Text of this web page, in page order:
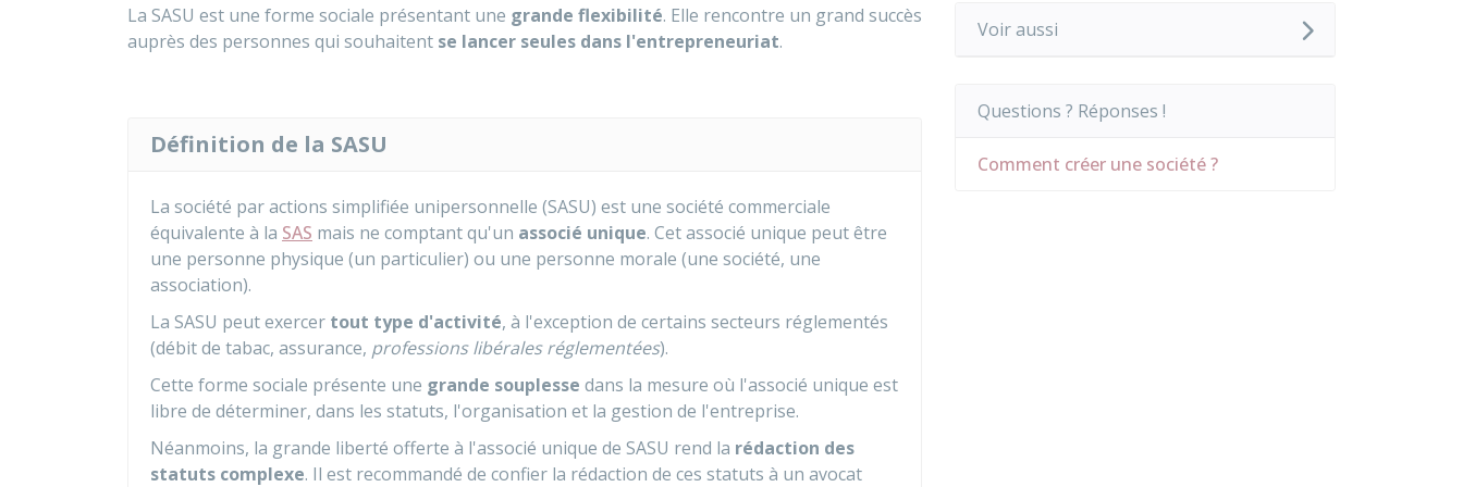
La SASU est une forme sociale présentant une grande flexibilité. Elle rencontre un grand succès
auprès des personnes qui souhaitent se lancer seules dans l'entrepreneuriat.
Définition de la SASU
La société par actions simplifiée unipersonnelle (SASU) est une société commerciale
équivalente à la SAS mais ne comptant qu'un associé unique. Cet associé unique peut être
une personne physique (un particulier) ou une personne morale (une société, une
association).
La SASU peut exercer tout type d'activité, à l'exception de certains secteurs réglementés
(débit de tabac, assurance, professions libérales réglementées).
Cette forme sociale présente une grande souplesse dans la mesure où l'associé unique est
libre de déterminer, dans les statuts, l'organisation et la gestion de l'entreprise.
Néanmoins, la grande liberté offerte à l'associé unique de SASU rend la rédaction des
statuts complexe. Il est recommandé de confier la rédaction de ces statuts à un avocat
Voir aussi
Questions ? Réponses !
Comment créer une société ?